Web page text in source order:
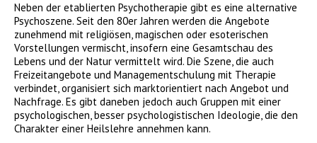
Neben der etablierten Psychotherapie gibt es eine alternative
Psychoszene. Seit den 80er Jahren werden die Angebote
zunehmend mit religiösen, magischen oder esoterischen
Vorstellungen vermischt, insofern eine Gesamtschau des
Lebens und der Natur vermittelt wird. Die Szene, die auch
Freizeitangebote und Managementschulung mit Therapie
verbindet, organisiert sich marktorientiert nach Angebot und
Nachfrage. Es gibt daneben jedoch auch Gruppen mit einer
psychologischen, besser psychologistischen Ideologie, die den
Charakter einer Heilslehre annehmen kann.